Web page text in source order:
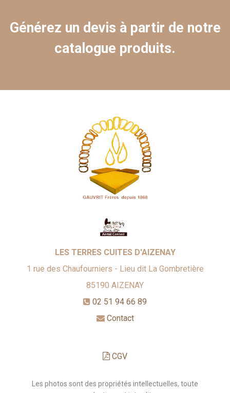
Générez un devis à partir de notre
catalogue produits.
LES TERRES CUITES D'AIZENAY
1 rue des Chaufourniers - Lieu dit La Gombretière
85190 AIZENAY
02 51 94 66 89
Contact
CGV
Les photos sont des propriétés intellectuelles, toute